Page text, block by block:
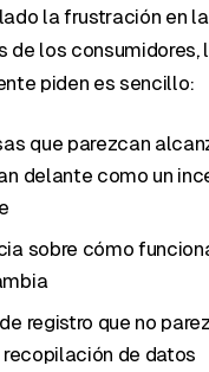
la frustración en
de los consumidores,
piden es sencillo:
que parezcan
delante como un
sobre cómo
registro que no
de datos